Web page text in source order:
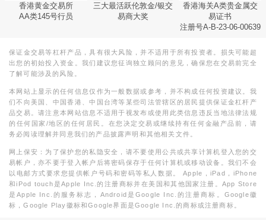
香港黄金交易所
AA类145号行员
三大最活跃伦敦金/银交
易商大奖
香港海关A类贵金属交
易证书
注册号A-B-23-06-00639
保证金交易等杠杆产品，具有很大风险，并不适用于所有投资者。损失可能超
出您的初始投入资金。我们建议您征询独立顾问的意见，确保您在交易前完全
了解可能涉及的风险。
本网站上显示的任何信息仅作为一般数据或参考，并不构成任何投资建议。我
们不向美国、中国香港、中国台湾等某些司法管辖区的居民提供保证金杠杆产
品交易。请注意本网站信息不适用于视发布或使用此类信息违反当地法律法规
的任何国家/地区的任何居民。在您决定交易或继续持有任何金融产品前，请
务必阅读理解并同意我们的产品披露声明和其他相关文件。
网上保安：为了保护您的私隐安全，请不要使用公共或共享计算机登入您的交
易帐户，亦不要于登入帐户后将密码保存于任何计算机或移动设备。我们不会
以电邮方式要求您提供帐户号码和密码等私人数据。 Apple，iPad，iPhone
和iPod touch是Apple Inc.的注册商标并在美国和其他国家注册。App Store
是Apple Inc.的服务标志，Android是Google Inc.的注册商标。Google徽
标，Google Play徽标和Google界面是Google Inc.的商标或注册商标。